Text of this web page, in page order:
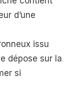
d’une
issu
dépose sur la
si